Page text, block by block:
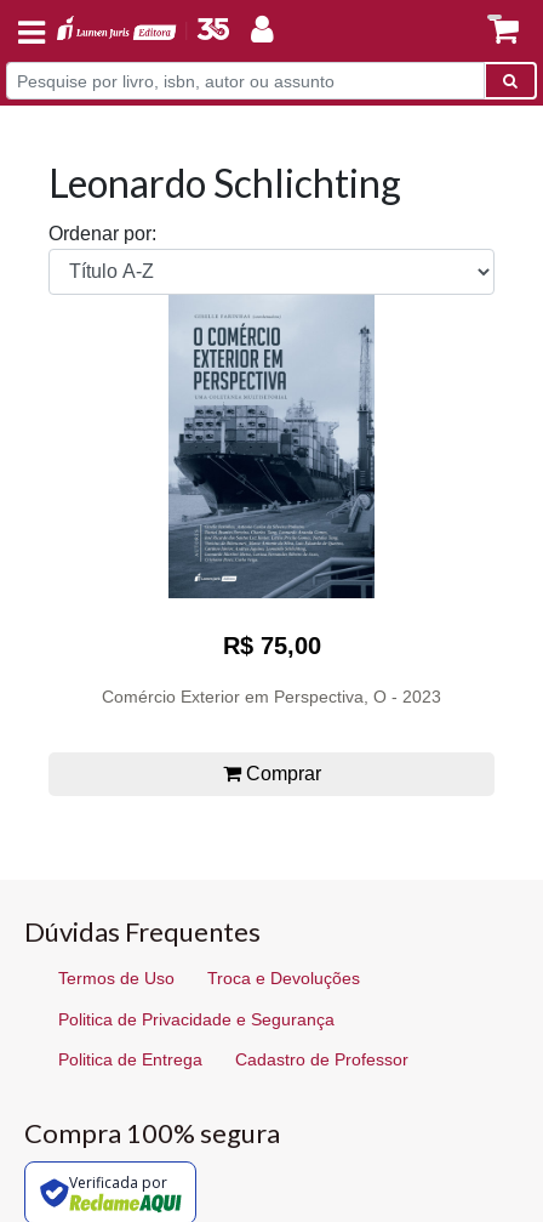
Leonardo Schlichting
Ordenar por:
R$ 75,00
Comércio Exterior em Perspectiva, O - 2023
Comprar
Dúvidas Frequentes
Termos de Uso Troca e Devoluções
Politica de Privacidade e Segurança
Politica de Entrega Cadastro de Professor
Compra 100% segura
Verificada por